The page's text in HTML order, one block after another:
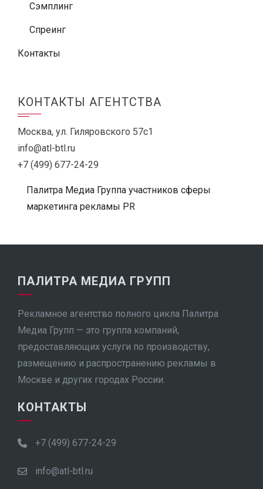
Сэмплинг
Спреинг
Контакты
КОНТАКТЫ АГЕНТСТВА
Москва, ул. Гиляровского 57с1
info@atl-btl.ru
+7 (499) 677-24-29
Палитра Медиа Группа участников сферы
маркетинга рекламы PR
ПАЛИТРА МЕДИА ГРУПП
Рекламное агентство полного цикла Палитра
Медиа Групп — это группа компаний,
предоставляющих услуги по производству,
размещению и распространению рекламы в
Москве и других городах России.
КОНТАКТЫ
+7 (499) 677-24-29
info@atl-btl.ru